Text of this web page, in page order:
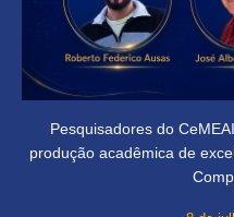
Pesquisadores do
produção acadêmica de